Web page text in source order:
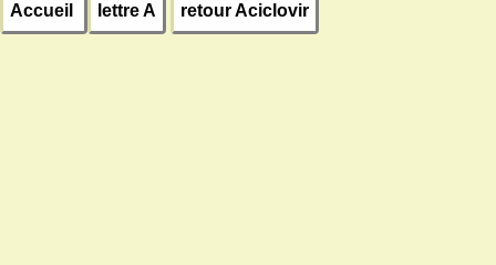
Accueil lettre A retour Aciclovir